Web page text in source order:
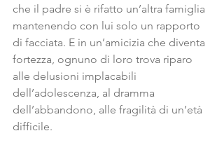
che il padre si è rifatto un’altra famiglia
mantenendo con lui solo un rapporto
di facciata. E in un’amicizia che diventa
fortezza, ognuno di loro trova riparo
alle delusioni implacabili
dell’adolescenza, al dramma
dell’abbandono, alle fragilità di un’età
difficile.